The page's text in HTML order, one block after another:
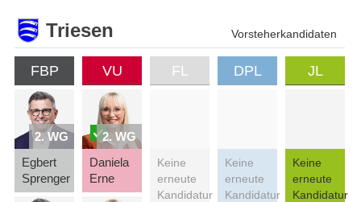
Triesen Vorsteherkandidaten
FBP
2. WG
Egbert
Sprenger
VU
2. WG
Daniela
Erne
FL
Keine
erneute
Kandidatur
DPL
Keine
erneute
Kandidatur
JL
Keine
erneute
Kandidatur